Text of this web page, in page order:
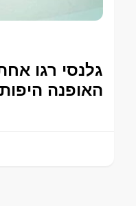
גלנסי רגו
האופנה